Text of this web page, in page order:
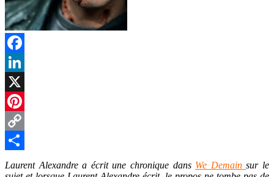
Facebook
LinkedIn
X
Pinterest
Copy
Link
Partager
Laurent Alexandre a écrit une chronique dans We Demainsur le